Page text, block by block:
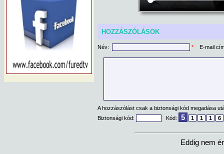
HOZZÁSZÓLÁSOK
Név: * E-mail
A hozzászólást csak a biztonsági kód megadása
Biztonsági kód:
Kód: 5 1 1 1 6
Eddig nem